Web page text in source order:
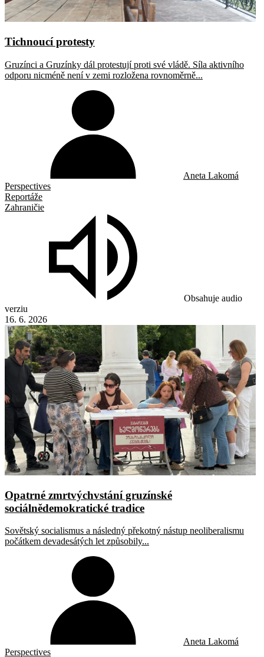
Tichnoucí protesty
Gruzínci a Gruzínky dál protestují proti své vládě. Síla aktivního
odporu nicméně není v zemi rozložena rovnoměrně...
Aneta Lakomá
Perspectives
Reportáže
Zahraničie
Obsahuje audio
verziu
16. 6. 2026
Opatrné zmrtvýchvstání gruzínské
sociálnědemokratické tradice
Sovětský socialismus a následný překotný nástup neoliberalismu
počátkem devadesátých let způsobily...
Aneta Lakomá
Perspectives